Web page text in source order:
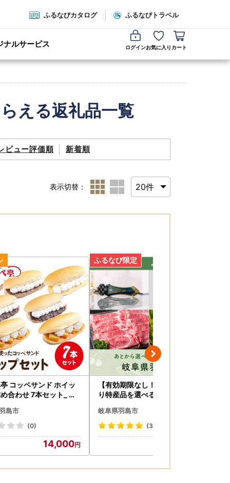
ふるなびカタログ ふるなびトラベル
ナルサービス ログインお気に入り カート
える返礼品一覧
ビュー評価順 新着順
表示切替：
コッペサンド ホイッ
合わせ 7本セット_ パ
】
島市
(0)
14,000
【有効期限なし！後からゆっく
り特産品を選べる】岐阜県羽島
岐阜県羽島市
(3)